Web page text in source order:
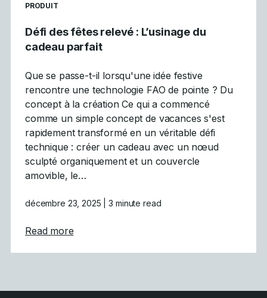
READ MORE ARTICLES ABOUT
PRODUIT
Défi des fêtes relevé : L’usinage du
cadeau parfait
Que se passe-t-il lorsqu'une idée festive
rencontre une technologie FAO de pointe ? Du
concept à la création Ce qui a commencé
comme un simple concept de vacances s'est
rapidement transformé en un véritable défi
technique : créer un cadeau avec un nœud
sculpté organiquement et un couvercle
amovible, le…
décembre 23, 2025 | 3 minute read
Read moreabout Défi des fêtes relevé :